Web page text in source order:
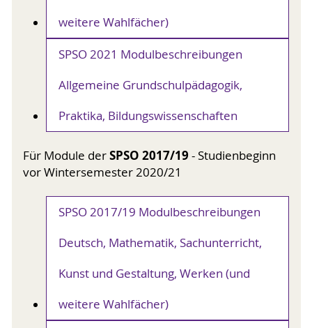
weitere Wahlfächer)
SPSO 2021 Modulbeschreibungen
Allgemeine Grundschulpädagogik,
Praktika, Bildungswissenschaften
Für Module derSPSO 2017/19 - Studienbeginn
vor Wintersemester 2020/21
SPSO 2017/19 Modulbeschreibungen
Deutsch, Mathematik, Sachunterricht,
Kunst und Gestaltung, Werken (und
weitere Wahlfächer)